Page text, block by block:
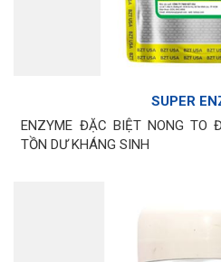
SUPER
ENZYME ĐẶC BIỆT NONG TO
TỒN DƯ KHÁNG SINH